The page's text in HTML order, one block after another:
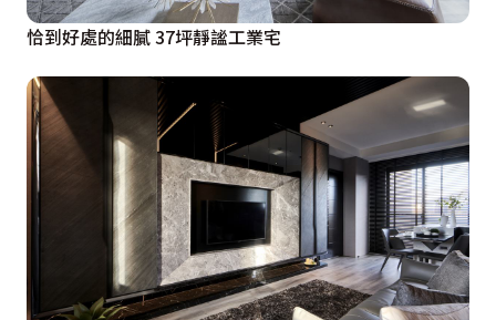
恰到好處的細膩 37坪靜謐工業宅